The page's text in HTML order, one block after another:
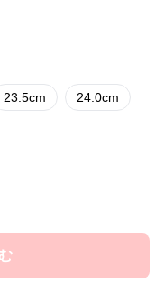
23.5cm 24.0cm